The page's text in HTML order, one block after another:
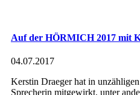
Auf der HÖRMICH 2017 mit
04.07.2017
Kerstin Draeger hat in
Sprecherin mitgewirkt, unter